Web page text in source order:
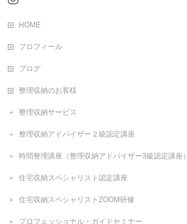
HOME
プロフィール
ブログ
整理収納のお客様
整理収納サービス
整理収納アドバイザー２級認定講座
時間整理講座（整理収納アドバイザー3級認定講座）
住宅収納スペシャリスト認定講座
住宅収納スペシャリストZOOM研修
プロフェッショナル・ガイドセミナー